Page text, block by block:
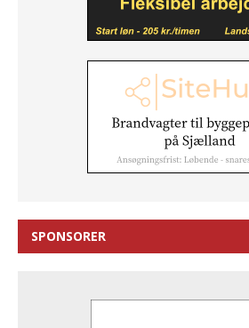
SPONSORER